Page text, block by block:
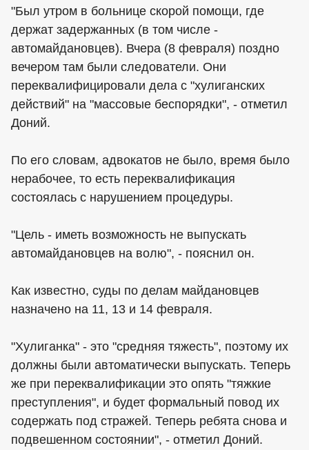
"Был утром в больнице скорой помощи, где
держат задержанных (в том числе -
автомайдановцев). Вчера (8 февраля) поздно
вечером там были следователи. Они
переквалифицировали дела с "хулиганских
действий" на "массовые беспорядки", - отметил
Доний.
По его словам, адвокатов не было, время было
нерабочее, то есть переквалификация
состоялась с нарушением процедуры.
"Цель - иметь возможность не выпускать
автомайдановцев на волю", - пояснил он.
Как известно, суды по делам майдановцев
назначено на 11, 13 и 14 февраля.
"Хулиганка" - это "средняя тяжесть", поэтому их
должны были автоматически выпускать. Теперь
же при переквалификации это опять "тяжкие
преступления", и будет формальный повод их
содержать под стражей. Теперь ребята снова и
подвешенном состоянии", - отметил Доний.